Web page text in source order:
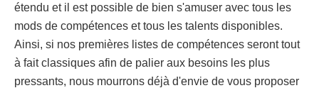
étendu et il est possible de bien s'amuser avec tous les
mods de compétences et tous les talents disponibles.
Ainsi, si nos premières listes de compétences seront tout
à fait classiques afin de palier aux besoins les plus
pressants, nous mourrons déjà d'envie de vous proposer